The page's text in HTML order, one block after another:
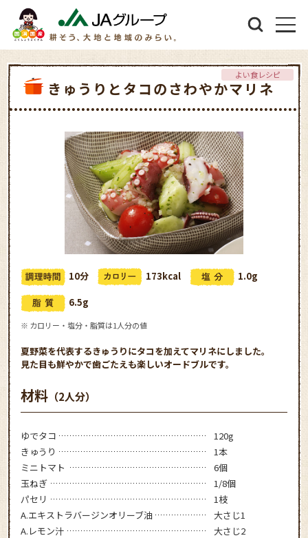
きゅうりとタコのさわやかマリネ
よい食レシピ
10分 173kcal
1.0g
6.5g
※ カロリー・塩分・脂質は1人分の値
夏野菜を代表するきゅうりにタコを加えてマリネにしました。
見た目も鮮やかで歯ごたえも楽しいオードブルです。
材料 （2人分）
ゆでタコ
120g
きゅうり
1本
ミニトマト
6個
玉ねぎ
1/8個
パセリ
1枝
A.エキストラバージンオリーブ油
大さじ1
A.レモン汁
大さじ2